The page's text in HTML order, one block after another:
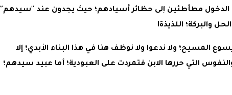
مطأطئين إلى حظائر أسيادهم؛ حيث يجدون عند "سيدهم"
والبركة؛ اللذيذة!
المسيح؛ ولا ندعوا ولا نوظف هنا في هذا البناء الأبدي؛ إلا
التي حررها الابن فتمردت على العبودية؛ أما عبيد سيدهم؛